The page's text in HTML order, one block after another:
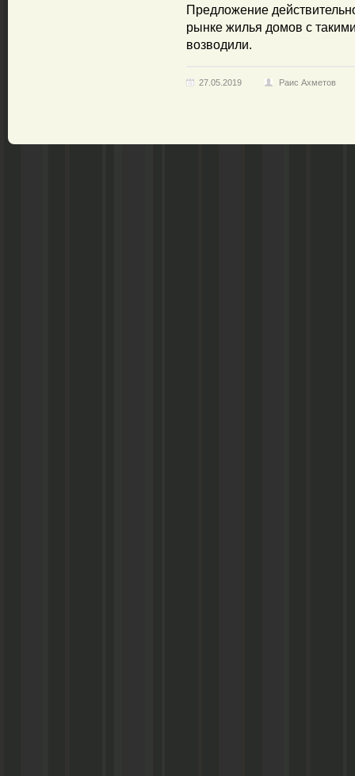
Предложение
рынке жилья домов с
возводили.
27.05.2019 Раис Ахметов